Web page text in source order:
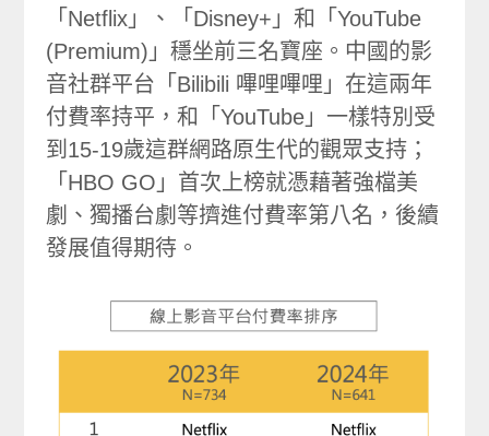
「Netflix」、「Disney+」和「YouTube
(Premium)」穩坐前三名寶座。中國的影
音社群平台「Bilibili 嗶哩嗶哩」在這兩年
付費率持平，和「YouTube」一樣特別受
到15-19歲這群網路原生代的觀眾支持；
「HBO GO」首次上榜就憑藉著強檔美
劇、獨播台劇等擠進付費率第八名，後續
發展值得期待。